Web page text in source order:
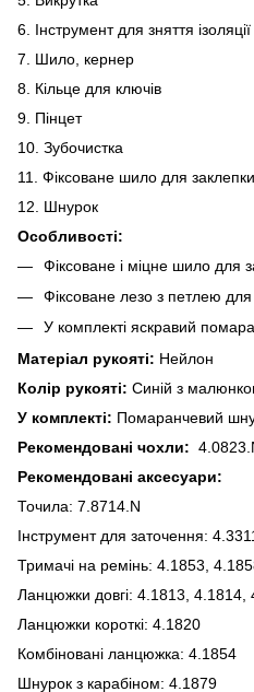
6. Інструмент для зняття ізоляції
7. Шило, кернер
8. Кільце для ключів
9. Пінцет
10. Зубочистка
11. Фіксоване шило для заклепки
12. Шнурок
Особливості:
Фіксоване і міцне шило для
Фіксоване лезо з петлею
У комплекті яскравий
Матеріал рукояті: Нейлон
Колір рукояті: Синій з
У комплекті: Помаранчевий
Рекомендовані чохли:
Рекомендовані аксесуари:
Точила: 7.8714.N
Інструмент для заточення:
Тримачі на ремінь: 4.1853,
Ланцюжки довгі: 4.1813, 4.1814,
Ланцюжки короткі: 4.1820
Комбіновані ланцюжка: 4.1854
Шнурок з карабіном: 4.1879